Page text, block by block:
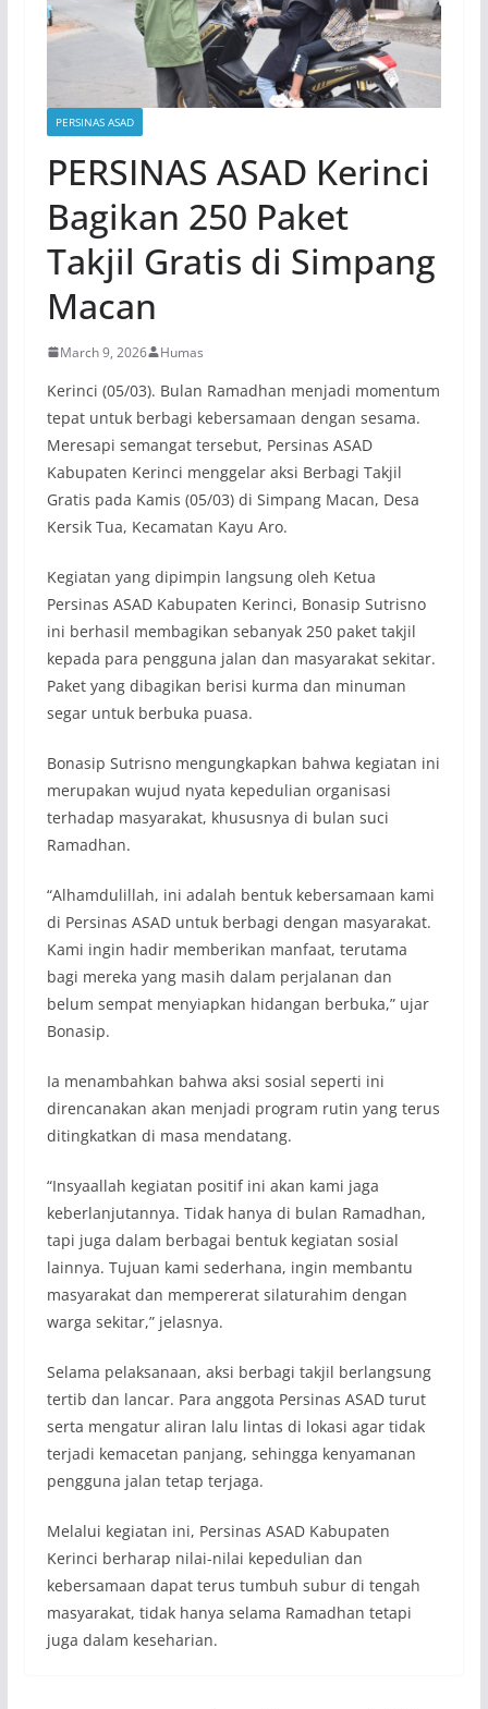
PERSINAS ASAD
PERSINAS ASAD Kerinci
Bagikan 250 Paket
Takjil Gratis di Simpang
Macan
March 9, 2026 Humas
Kerinci (05/03). Bulan Ramadhan menjadi momentum
tepat untuk berbagi kebersamaan dengan sesama.
Meresapi semangat tersebut, Persinas ASAD
Kabupaten Kerinci menggelar aksi Berbagi Takjil
Gratis pada Kamis (05/03) di Simpang Macan, Desa
Kersik Tua, Kecamatan Kayu Aro.
Kegiatan yang dipimpin langsung oleh Ketua
Persinas ASAD Kabupaten Kerinci, Bonasip Sutrisno
ini berhasil membagikan sebanyak 250 paket takjil
kepada para pengguna jalan dan masyarakat sekitar.
Paket yang dibagikan berisi kurma dan minuman
segar untuk berbuka puasa.
Bonasip Sutrisno mengungkapkan bahwa kegiatan ini
merupakan wujud nyata kepedulian organisasi
terhadap masyarakat, khususnya di bulan suci
Ramadhan.
“Alhamdulillah, ini adalah bentuk kebersamaan kami
di Persinas ASAD untuk berbagi dengan masyarakat.
Kami ingin hadir memberikan manfaat, terutama
bagi mereka yang masih dalam perjalanan dan
belum sempat menyiapkan hidangan berbuka,” ujar
Bonasip.
Ia menambahkan bahwa aksi sosial seperti ini
direncanakan akan menjadi program rutin yang terus
ditingkatkan di masa mendatang.
“Insyaallah kegiatan positif ini akan kami jaga
keberlanjutannya. Tidak hanya di bulan Ramadhan,
tapi juga dalam berbagai bentuk kegiatan sosial
lainnya. Tujuan kami sederhana, ingin membantu
masyarakat dan mempererat silaturahim dengan
warga sekitar,” jelasnya.
Selama pelaksanaan, aksi berbagi takjil berlangsung
tertib dan lancar. Para anggota Persinas ASAD turut
serta mengatur aliran lalu lintas di lokasi agar tidak
terjadi kemacetan panjang, sehingga kenyamanan
pengguna jalan tetap terjaga.
Melalui kegiatan ini, Persinas ASAD Kabupaten
Kerinci berharap nilai-nilai kepedulian dan
kebersamaan dapat terus tumbuh subur di tengah
masyarakat, tidak hanya selama Ramadhan tetapi
juga dalam keseharian.